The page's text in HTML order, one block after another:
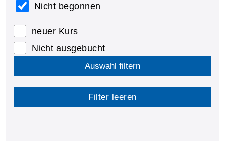
Nicht begonnen
neuer Kurs
Nicht ausgebucht
Auswahl filtern
Filter leeren